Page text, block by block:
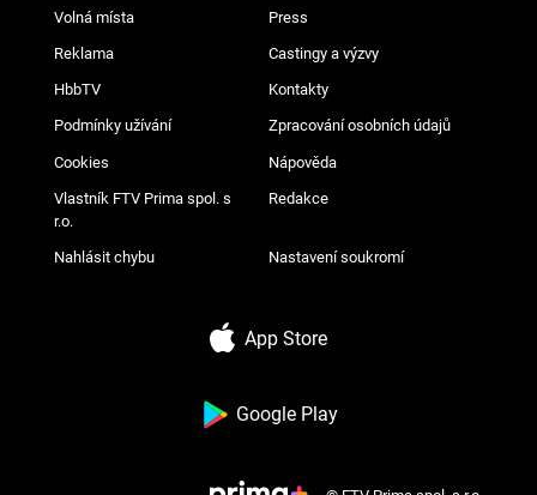
Volná místa Press
Reklama Castingy a výzvy
HbbTV Kontakty
Podmínky užívání Zpracování osobních údajů
Cookies Nápověda
Vlastník FTV Prima spol. s
r.o.
Redakce
Nahlásit chybu Nastavení soukromí
App Store
Google Play